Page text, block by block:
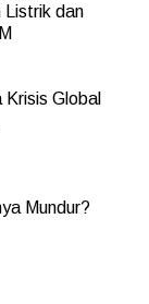
Listrik dan
Krisis Global
Mundur?